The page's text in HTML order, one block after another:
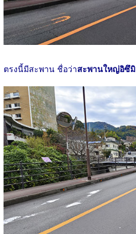
ตรงนี้มีสะพาน ชื่อว่าสะพานใหญ่อิซึมิ